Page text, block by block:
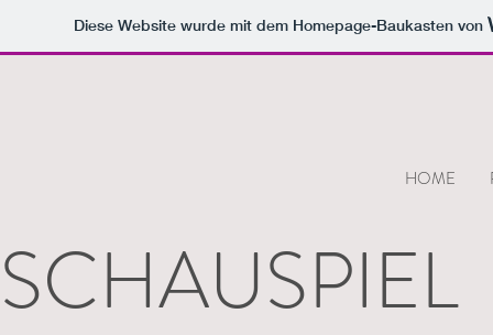
Diese Website wurde mit dem Homepage-Baukasten von
HOME
SCHAUSPIEL